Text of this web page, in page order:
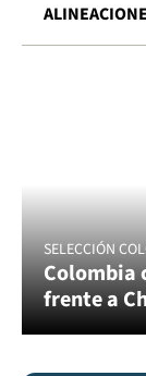
SELECCIÓN
Colombia
frente a